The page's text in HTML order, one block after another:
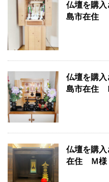
仏壇を購
島市在住
仏壇を購
島市在住
仏壇を購
在住 Ｍ様